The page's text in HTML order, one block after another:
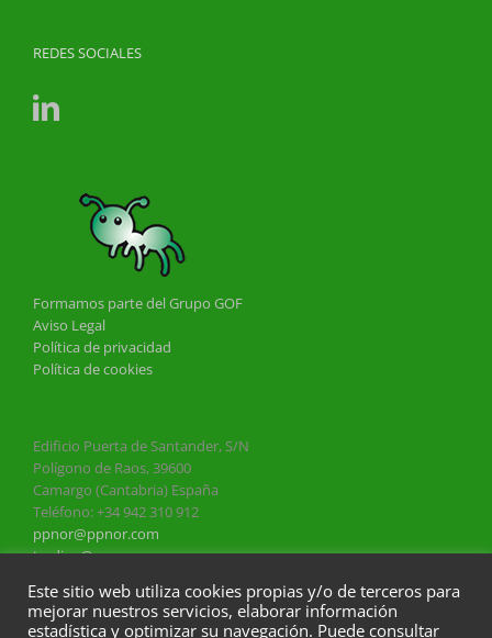
REDES SOCIALES
Formamos parte del Grupo GOF
Aviso Legal
Política de privacidad
Política de cookies
Edificio Puerta de Santander, S/N
Polígono de Raos, 39600
Camargo (Cantabria) España
Teléfono: +34 942 310 912
ppnor@ppnor.com
trading@ppnor.com
Este sitio web utiliza cookies propias y/o de terceros para
mejorar nuestros servicios, elaborar información
estadística y optimizar su navegación. Puede consultar